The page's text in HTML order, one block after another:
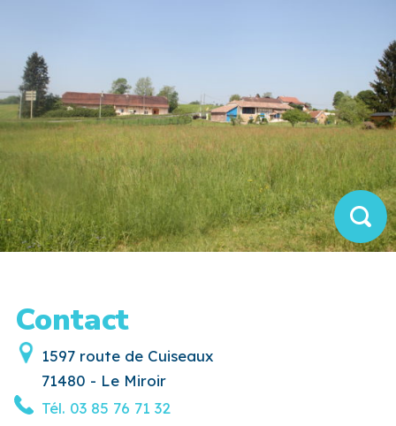
Contact
1597 route de Cuiseaux
71480 - Le Miroir
Tél. 03 85 76 71 32